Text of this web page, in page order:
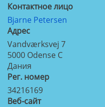
Контактное лицо
Bjarne Petersen
Aдрес
Vandværksvej 7
5000 Odense C
Дания
Рег. номер
34216169
Веб-сайт